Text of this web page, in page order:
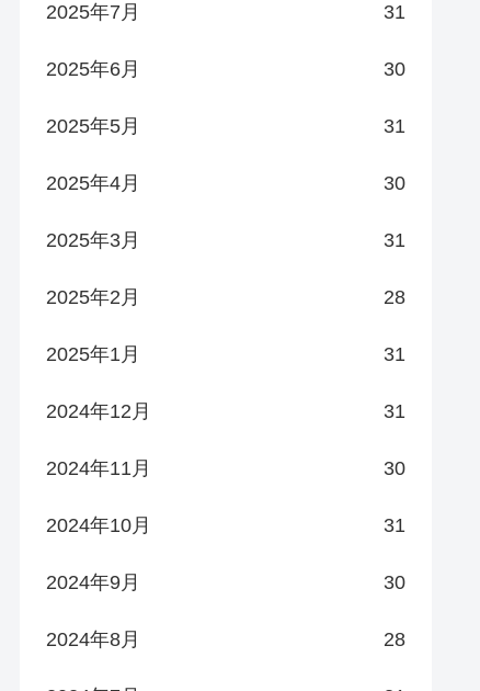
2025年7月 31
2025年6月 30
2025年5月 31
2025年4月 30
2025年3月 31
2025年2月 28
2025年1月 31
2024年12月 31
2024年11月 30
2024年10月 31
2024年9月 30
2024年8月 28